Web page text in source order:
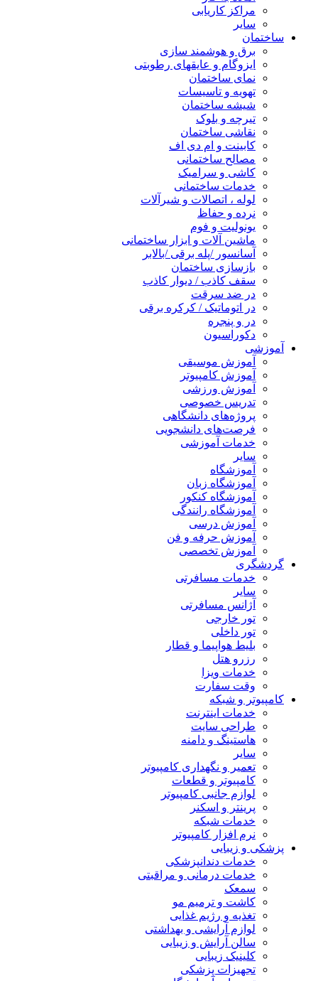
مراکز کاریابی
سایر
ساختمان
برق و هوشمند سازی
ایزوگام و عایقهای رطوبتی
نمای ساختمان
تهویه و تاسیسات
شیشه ساختمان
تیرچه و بلوک
نقاشی ساختمان
کابینت و ام دی اف
مصالح ساختمانی
کاشی و سرامیک
خدمات ساختمانی
لوله ، اتصالات و شیرآلات
نرده و حفاظ
یونولیت و فوم
ماشین آلات و ابزار ساختمانی
آسانسور /پله برقی /بالابر
بازسازی ساختمان
سقف کاذب / دیوار کاذب
در ضد سرقت
در اتوماتیک / کرکره برقی
در و پنجره
دکوراسیون
آموزشی
آموزش موسیقی
آموزش کامپیوتر
آموزش ورزشی
تدریس خصوصی
پروژه‌های دانشگاهی
فرصت‌های دانشجویی
خدمات آموزشی
سایر
آموزشگاه
آموزشگاه زبان
آموزشگاه کنکور
آموزشگاه رانندگی
آموزش درسی
آموزش حرفه و فن
آموزش تخصصی
گردشگری
خدمات مسافرتی
سایر
آژانس مسافرتی
تور خارجی
تور داخلی
بلیط هواپیما و قطار
رزرو هتل
خدمات ویزا
وقت سفارت
کامپیوتر و شبکه
خدمات اینترنت
طراحی سایت
هاستینگ و دامنه
سایر
تعمیر و نگهداری کامپیوتر
کامپیوتر و قطعات
لوازم جانبی کامپیوتر
پرینتر و اسکنر
خدمات شبکه
نرم افزار کامپیوتر
پزشکی و زیبایی
خدمات دندانپزشکی
خدمات درمانی و مراقبتی
سمعک
کاشت و ترمیم مو
تغذیه و رژیم غذایی
لوازم آرایشی و بهداشتی
سالن آرایش و زیبایی
کلینیک زیبایی
تجهیزات پزشکی